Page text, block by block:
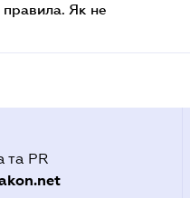
правила. Як не
та PR